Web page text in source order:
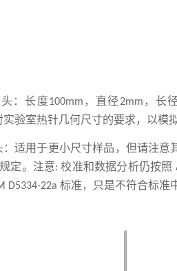
：长度100mm ，直径2mm ，长
实验室热针几何尺寸的要求，以模
：适用于更小尺寸样品，但请注意
定。注意:校准和数据分析仍按照
D5334-22a 标准，只是不符合标准